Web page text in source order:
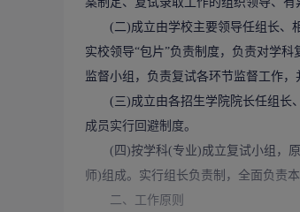
(二)成立由学校主要领导任组长、相
实校领导“包片”负责制度，负责对学
监督小组，负责复试各环节监督工作
(三)成立由各招生学院院长任组长、
成员实行回避制度。
(四)按学科(专业)成立复试小组，原
师)组成。实行组长负责制，全面负责
二、工作原则